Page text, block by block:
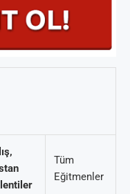
Tüm
Eğitmenler